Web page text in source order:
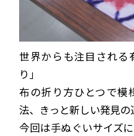
世界からも注目される
り」
布の折り方ひとつで模
法、きっと新しい発見の
今回は手ぬぐいサイズ